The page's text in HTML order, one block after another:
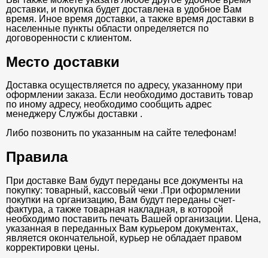
доставки, и покупка будет доставлена в удобное Вам
время. Иное время доставки, а также время доставки в
населенные пункты области определяется по
договоренности с клиентом.
Место доставки
Доставка осуществляется по адресу, указанному при
оформлении заказа. Если необходимо доставить товар
по иному адресу, необходимо сообщить адрес
менеджеру Службы доставки .
Либо позвонить по указанным на сайте телефонам!
Правила
При доставке Вам будут переданы все документы на
покупку: товарный, кассовый чеки .При оформлении
покупки на организацию, Вам будут переданы счет-
фактура, а также товарная накладная, в которой
необходимо поставить печать Вашей организации. Цена,
указанная в переданных Вам курьером документах,
является окончательной, курьер не обладает правом
корректировки цены.